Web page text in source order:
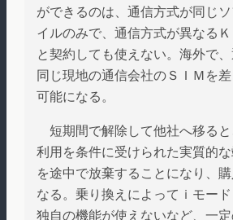
ができるのは、通信方式が同じ
イルのみで、通信方式が異なるＫ
と契約しても使えない。海外で
同じ現地の通信会社のＳＩＭを
可能になる。
短期間で解除して他社へ移る
利用を条件に受けられた実質的
を途中で放棄することになり、
なる。乗り換えによってｉモー
独自の機能が使えないなど、一